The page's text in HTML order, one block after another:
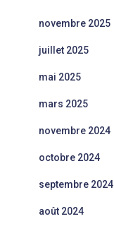
novembre 2025
juillet 2025
mai 2025
mars 2025
novembre 2024
octobre 2024
septembre 2024
août 2024